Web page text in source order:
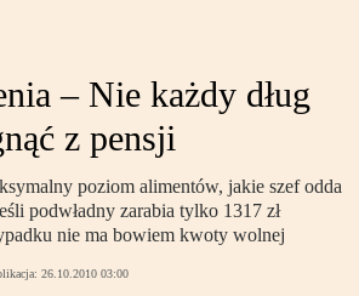
– Nie każdy dług
z pensji
poziom alimentów, jakie szef odda
podwładny zarabia tylko 1317 zł
nie ma bowiem kwoty wolnej
26.10.2010 03:00